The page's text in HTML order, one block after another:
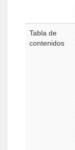
Tabla de
contenidos